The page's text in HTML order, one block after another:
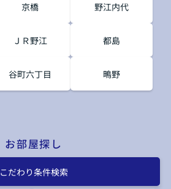
京橋 野江内代
ＪＲ野江 都島
谷町六丁目 鴫野
お部屋探し
こだわり条件検索